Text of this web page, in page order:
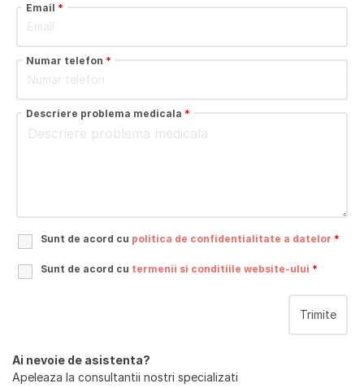
Email *
Numar telefon *
Descriere problema medicala *
Sunt de acord cu politica de confidentialitate a datelor *
Sunt de acord cu termenii si conditiile website-ului *
Ai nevoie de asistenta?
Apeleaza la consultantii nostri specializati